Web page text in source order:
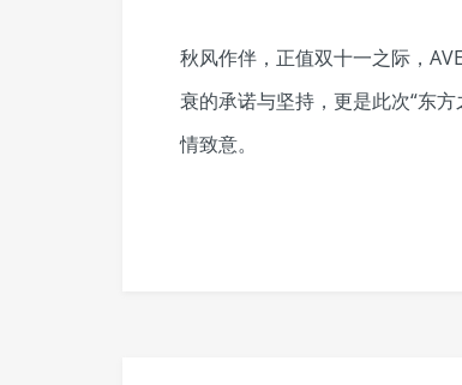
秋风作伴，正值双十一之际，
衰的承诺与坚持，更是此次“东
情致意。